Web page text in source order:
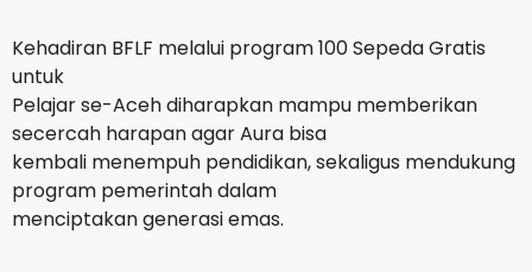
Kehadiran BFLF melalui program 100 Sepeda Gratis
untuk
Pelajar se-Aceh diharapkan mampu memberikan
secercah harapan agar Aura bisa
kembali menempuh pendidikan, sekaligus mendukung
program pemerintah dalam
menciptakan generasi emas.